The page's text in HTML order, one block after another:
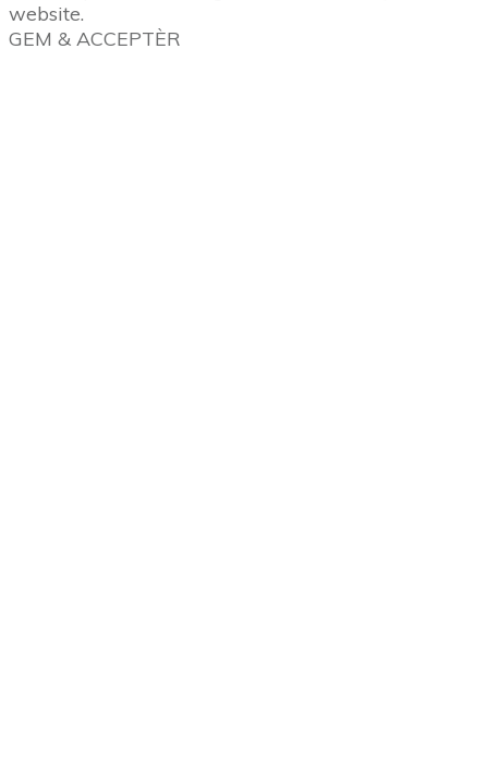
website.
GEM & ACCEPTÈR